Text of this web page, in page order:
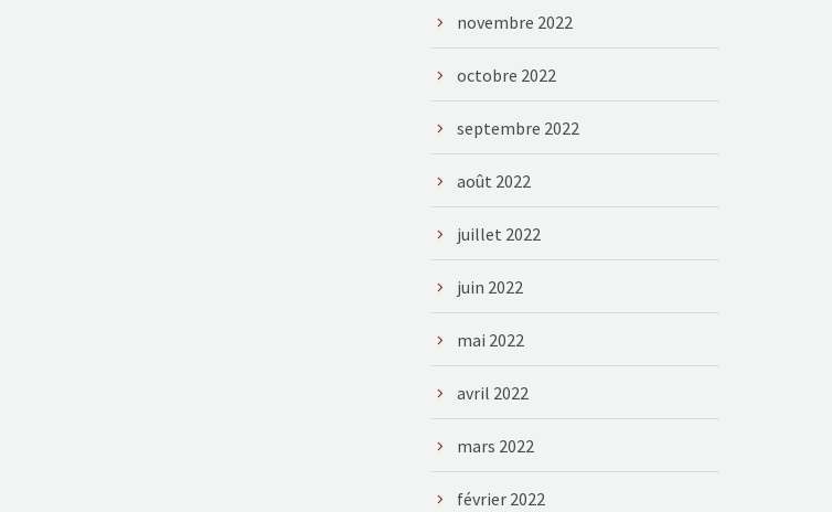
novembre 2022
octobre 2022
septembre 2022
août 2022
juillet 2022
juin 2022
mai 2022
avril 2022
mars 2022
février 2022